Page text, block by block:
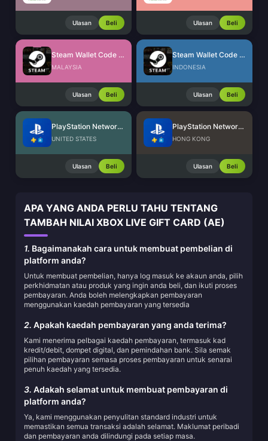
Ulasan Beli Ulasan Beli
Steam Wallet Code (MYR)
MALAYSIA
Ulasan Beli
Steam Wallet Code (IDR)
INDONESIA
Ulasan Beli
PlayStation Network Card (US)
UNITED STATES
Ulasan Beli
PlayStation Network Card (HK)
HONG KONG
Ulasan Beli
APA YANG ANDA PERLU TAHU TENTANG
TAMBAH NILAI XBOX LIVE GIFT CARD (AE)
1. Bagaimanakah cara untuk membuat pembelian di
platform anda?
Untuk membuat pembelian, hanya log masuk ke akaun anda, pilih
perkhidmatan atau produk yang ingin anda beli, dan ikuti proses
pembayaran. Anda boleh melengkapkan pembayaran
menggunakan kaedah pembayaran yang tersedia
2. Apakah kaedah pembayaran yang anda terima?
Kami menerima pelbagai kaedah pembayaran, termasuk kad
kredit/debit, dompet digital, dan pemindahan bank. Sila semak
pilihan pembayaran semasa proses pembayaran untuk senarai
penuh kaedah yang tersedia.
3. Adakah selamat untuk membuat pembayaran di
platform anda?
Ya, kami menggunakan penyulitan standard industri untuk
memastikan semua transaksi adalah selamat. Maklumat peribadi
dan pembayaran anda dilindungi pada setiap masa.